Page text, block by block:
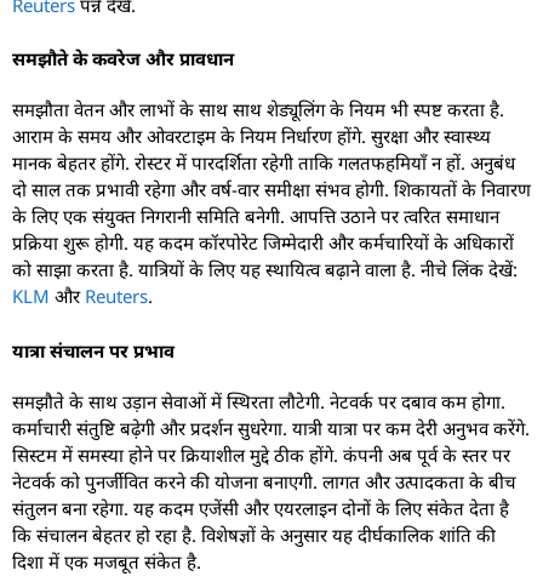
समझौते के कवरेज और प्रावधान
समझौता वेतन और लाभों के साथ साथ शेड्यूलिंग के नियम भी स्पष्ट करता है.
आराम के समय और ओवरटाइम के नियम निर्धारण होंगे. सुरक्षा और स्वास्थ्य
मानक बेहतर होंगे. रोस्टर में पारदर्शिता रहेगी ताकि गलतफहमियाँ न हों. अनुबंध
दो साल तक प्रभावी रहेगा और वर्ष-वार समीक्षा संभव होगी. शिकायतों के निवारण
के लिए एक संयुक्त निगरानी समिति बनेगी. आपत्ति उठाने पर त्वरित समाधान
प्रक्रिया शुरू होगी. यह कदम कॉरपोरेट जिम्मेदारी और कर्मचारियों के अधिकारों
को साझा करता है. यात्रियों के लिए यह स्थायित्व बढ़ाने वाला है. नीचे लिंक देखें:
KLM और Reuters.
यात्रा संचालन पर प्रभाव
समझौते के साथ उड़ान सेवाओं में स्थिरता लौटेगी. नेटवर्क पर दबाव कम होगा.
कर्माचारी संतुष्टि बढ़ेगी और प्रदर्शन सुधरेगा. यात्री यात्रा पर कम देरी अनुभव करेंगे.
सिस्टम में समस्या होने पर क्रियाशील मुद्दे ठीक होंगे. कंपनी अब पूर्व के स्तर पर
नेटवर्क को पुनर्जीवित करने की योजना बनाएगी. लागत और उत्पादकता के बीच
संतुलन बना रहेगा. यह कदम एजेंसी और एयरलाइन दोनों के लिए संकेत देता है
कि संचालन बेहतर हो रहा है. विशेषज्ञों के अनुसार यह दीर्घकालिक शांति की
दिशा में एक मजबूत संकेत है.